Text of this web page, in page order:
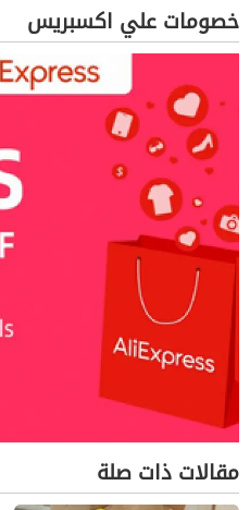
خصومات علي اكسبريس
مقالات ذات صلة